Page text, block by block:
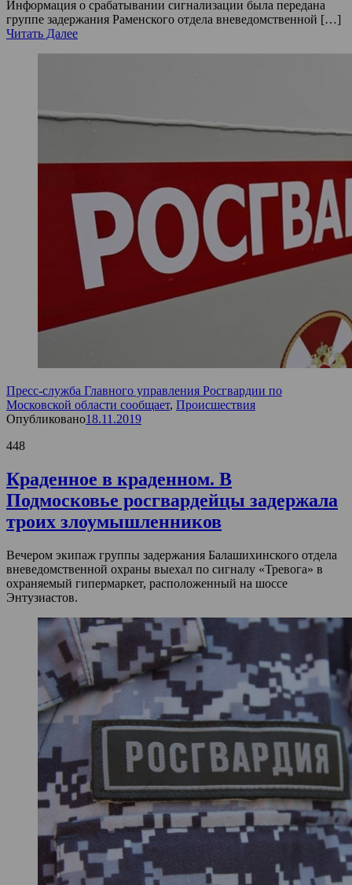
Информация о срабатывании сигнализации была передана
группе задержания Раменского отдела вневедомственной […]
Читать Далее
Пресс-служба Главного управления Росгвардии по
Московской области сообщает, Происшествия
Опубликовано18.11.2019
448
Краденное в краденном. В
Подмосковье росгвардейцы задержала
троих злоумышленников
Вечером экипаж группы задержания Балашихинского отдела
вневедомственной охраны выехал по сигналу «Тревога» в
охраняемый гипермаркет, расположенный на шоссе
Энтузиастов.